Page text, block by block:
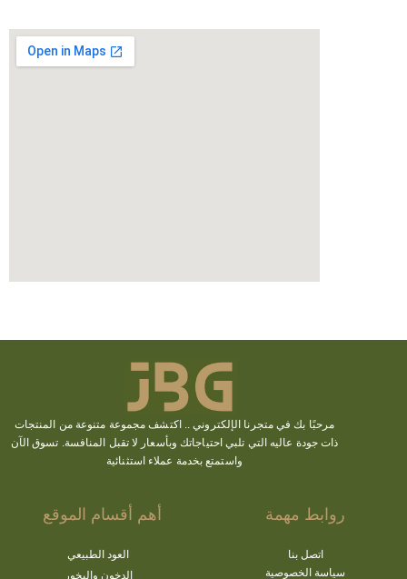
مرحبًا بك في متجرنا الإلكتروني ..اكتشفمجموعة متنوعة من المنتجات
ذات جودة عاليه التي تلبي احتياجاتك وبأسعار لا تقبل المنافسة. تسوق الآن
واستمتع بخدمة عملاء استثنائية
أهم أقسام الموقع
العود الطبيعي
الدخون والبخور
روابط مهمة
اتصل بنا
سياسة الخصوصية